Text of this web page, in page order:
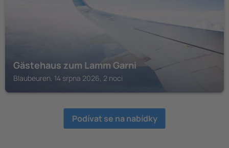
Gästehaus zum Lamm Garni
Blaubeuren, 14 srpna 2026, 2 noci
Podívat se na nabídky